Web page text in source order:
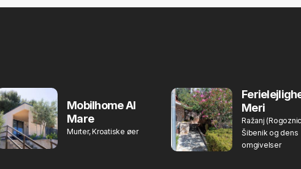
Mobilhome Al
Mare
Murter, Kroatiske øer
Meri
Ražanj
Šibenik og dens
omgivelser